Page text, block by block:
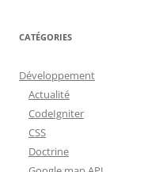
CATÉGORIES
Développement
Actualité
CodeIgniter
CSS
Doctrine